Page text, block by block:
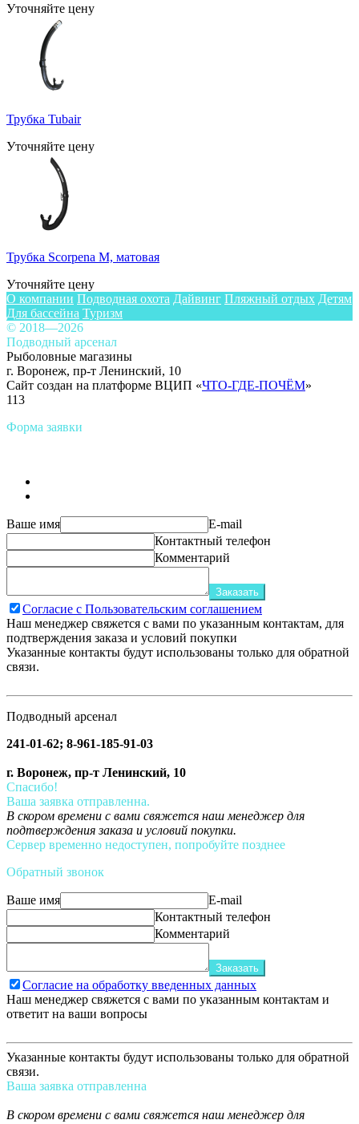
Уточняйте цену
Трубка Tubair
Уточняйте цену
Трубка Scorpena M, матовая
Уточняйте цену
О компании Подводная охота Дайвинг Пляжный отдых Детям
Для бассейна Туризм
© 2018—2026
Подводный арсенал
Рыболовные магазины
г. Воронеж, пр-т Ленинский, 10
Сайт создан на платформе ВЦИП «ЧТО-ГДЕ-ПОЧЁМ»
113
Форма заявки
Ваше имя
E-mail
Контактный телефон
Комментарий
Заказать
Согласие с Пользовательским соглашением
Наш менеджер свяжется с вами по указанным контактам, для
подтверждения заказа и условий покупки
Указанные контакты будут использованы только для обратной
связи.
Подводный арсенал
241-01-62; 8-961-185-91-03
г. Воронеж, пр-т Ленинский, 10
Спасибо!
Ваша заявка отправленна.
В скором времени с вами свяжется наш менеджер для
подтверждения заказа и условий покупки.
Сервер временно недоступен, попробуйте позднее
Обратный звонок
Ваше имя
E-mail
Контактный телефон
Комментарий
Заказать
Согласие на обработку введенных данных
Наш менеджер свяжется с вами по указанным контактам и
ответит на ваши вопросы
Указанные контакты будут использованы только для обратной
связи.
Ваша заявка отправленна
В скором времени с вами свяжется наш менеджер для